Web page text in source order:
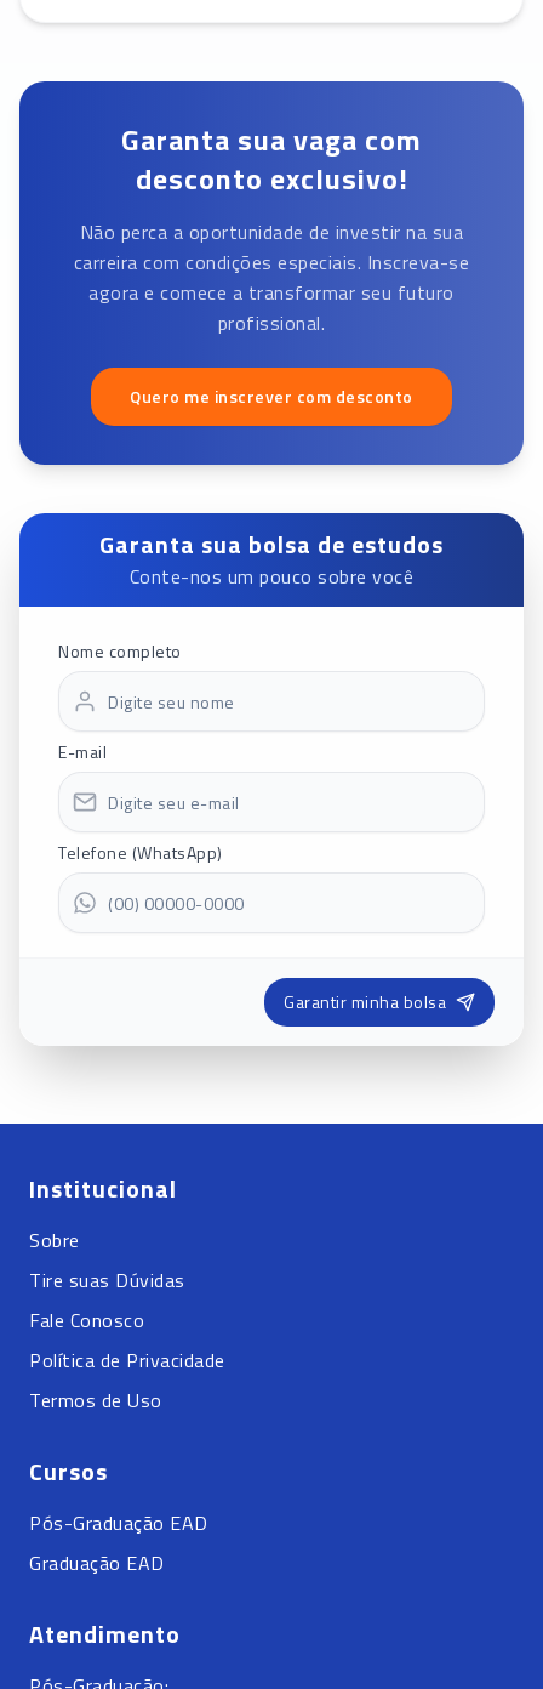
Garanta sua vaga com
desconto exclusivo!
Não perca a oportunidade de investir na sua
carreira com condições especiais. Inscreva-se
agora e comece a transformar seu futuro
profissional.
Quero me inscrever com desconto
Garanta sua bolsa de estudos
Conte-nos um pouco sobre você
Nome completo
E-mail
Telefone (WhatsApp)
Garantir minha bolsa
Institucional
Sobre
Tire suas Dúvidas
Fale Conosco
Política de Privacidade
Termos de Uso
Cursos
Pós-Graduação EAD
Graduação EAD
Atendimento